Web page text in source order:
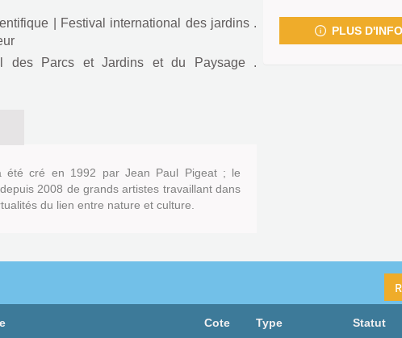
Festival international des jardins .
des Parcs et Jardins et du Paysage .
été cré en 1992 par Jean Paul Pigeat ; le
2008 de grands artistes travaillant dans
du lien entre nature et culture.
PLUS
Cote Type Statut